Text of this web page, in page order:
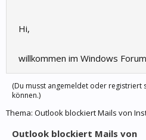
Hi,
willkommen im Windows
(Du musst angemeldet oder registriert
können.)
Thema: Outlook blockiert Mails von
Outlook blockiert Mails von